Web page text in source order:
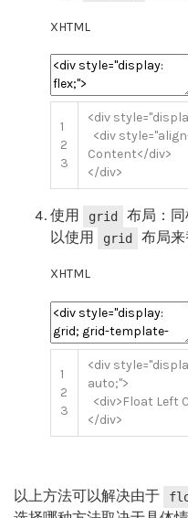
XHTML
1
2
3
<div style=
<div style=
Content</div>
</div>
使用 grid
布局：
以使用
grid 布局来
XHTML
1
2
3
<div style=
auto;">
<div>Float Left
</div>
以上方法可以解决由于